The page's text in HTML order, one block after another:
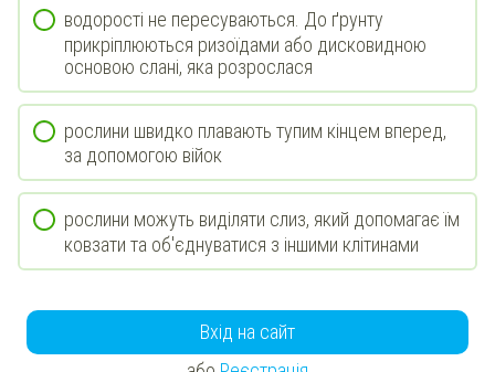
водорості не пересуваються. До ґрунту
прикріплюються ризоїдами або дисковидною
основою слані, яка розрослася
рослини швидко плавають тупим кінцем вперед,
за допомогою війок
рослини можуть виділяти слиз, який допомагає їм
ковзати та об'єднуватися з іншими клітинами
Вхід на сайт